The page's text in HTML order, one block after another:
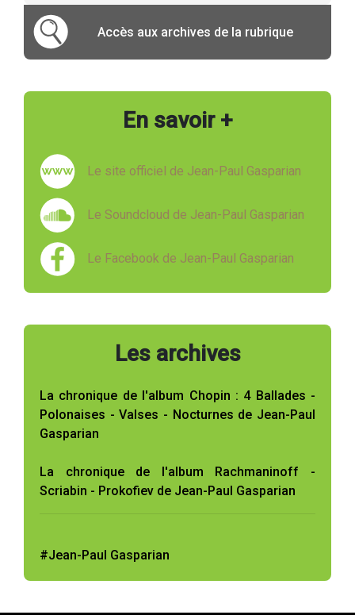
Accès aux archives de la rubrique
En savoir +
Le site officiel de Jean-Paul Gasparian
Le Soundcloud de Jean-Paul Gasparian
Le Facebook de Jean-Paul Gasparian
Les archives
La chronique de l'album Chopin : 4 Ballades -
Polonaises - Valses - Nocturnes de Jean-Paul
Gasparian
La chronique de l'album Rachmaninoff -
Scriabin - Prokofiev de Jean-Paul Gasparian
#Jean-Paul Gasparian